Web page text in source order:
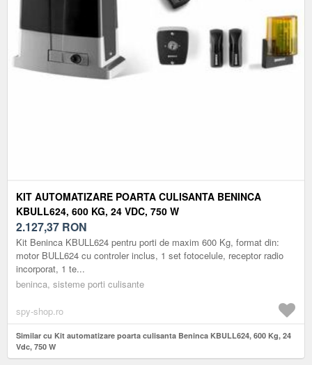
KIT AUTOMATIZARE POARTA CULISANTA BENINCA
KBULL624, 600 KG, 24 VDC, 750 W
2.127,37 RON
Kit Beninca KBULL624 pentru porti de maxim 600 Kg, format din:
motor BULL624 cu controler inclus, 1 set fotocelule, receptor radio
incorporat, 1 te...
beninca, sisteme porti culisante
spy-shop.ro
Similar cu Kit automatizare poarta culisanta Beninca KBULL624, 600 Kg, 24
Vdc, 750 W